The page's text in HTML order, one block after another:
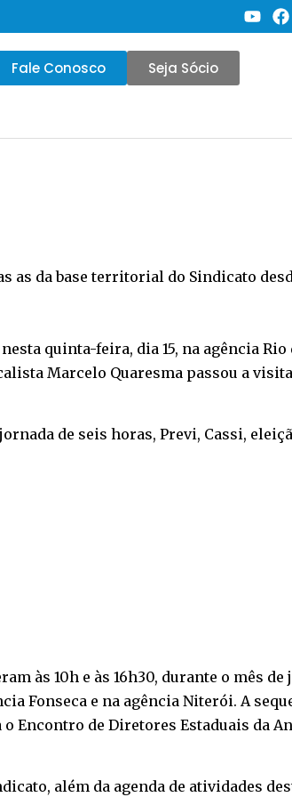
Fale Conosco Seja Sócio
as da base territorial do Sindicato
quinta-feira, dia 15, na agência Rio
Marcelo Quaresma passou a
de seis horas, Previ, Cassi,
às 10h e às 16h30, durante o mês de
Fonseca e na agência Niterói. A
Encontro de Diretores Estaduais da
além da agenda de atividades